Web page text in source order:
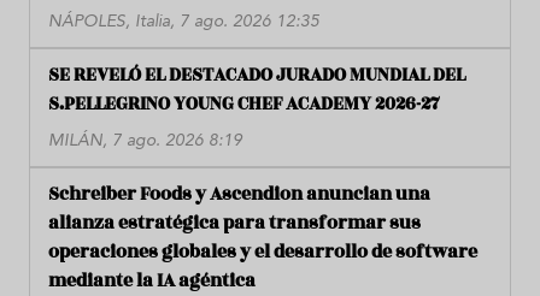
NÁPOLES, Italia, 7 ago. 2026 12:35
SE REVELÓ EL DESTACADO JURADO MUNDIAL DEL
S.PELLEGRINO YOUNG CHEF ACADEMY 2026-27
MILÁN, 7 ago. 2026 8:19
Schreiber Foods y Ascendion anuncian una
alianza estratégica para transformar sus
operaciones globales y el desarrollo de software
mediante la IA agéntica